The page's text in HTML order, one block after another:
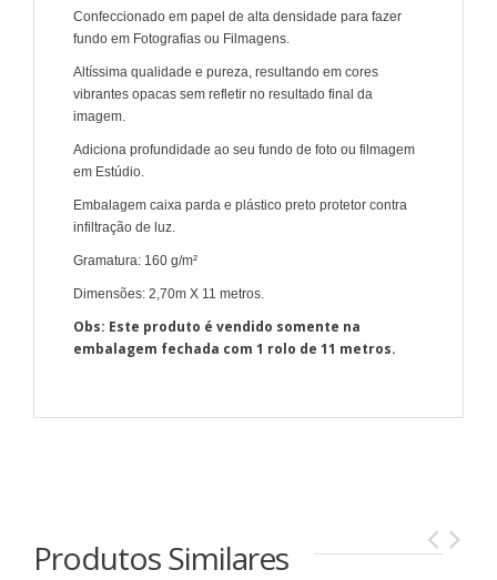
Confeccionado em papel de alta densidade para fazer
fundo em Fotografias ou Filmagens.
Altíssima qualidade e pureza, resultando em cores
vibrantes opacas sem refletir no resultado final da
imagem.
Adiciona profundidade ao seu fundo de foto ou filmagem
em Estúdio.
Embalagem caixa parda e plástico preto protetor contra
infiltração de luz.
Gramatura: 160 g/m²
Dimensões: 2,70m X 11 metros.
Obs: Este produto é vendido somente na
embalagem fechada com 1 rolo de 11 metros.
Produtos Similares